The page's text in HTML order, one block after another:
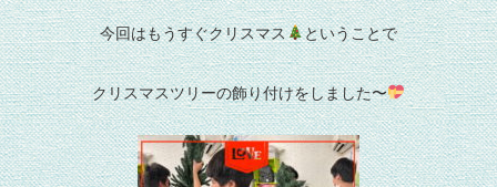
今回はもうすぐクリスマス ということで
クリスマスツリーの飾り付けをしました〜